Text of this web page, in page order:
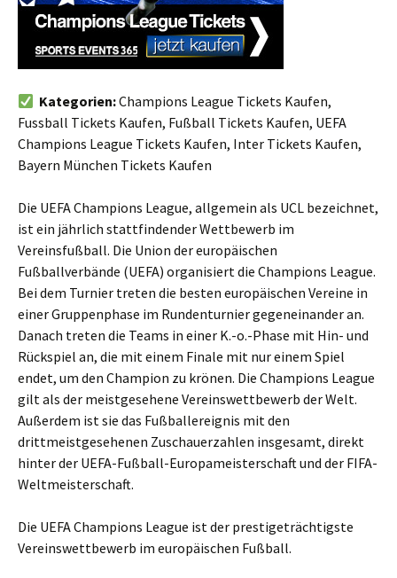
Kategorien:Champions League Tickets Kaufen,
Fussball Tickets Kaufen, Fußball Tickets Kaufen, UEFA
Champions League Tickets Kaufen, Inter Tickets Kaufen,
Bayern München Tickets Kaufen
Die UEFA Champions League, allgemein als UCL bezeichnet,
ist ein jährlich stattfindender Wettbewerb im
Vereinsfußball. Die Union der europäischen
Fußballverbände (UEFA) organisiert die Champions League.
Bei dem Turnier treten die besten europäischen Vereine in
einer Gruppenphase im Rundenturnier gegeneinander an.
Danach treten die Teams in einer K.-o.-Phase mit Hin- und
Rückspiel an, die mit einem Finale mit nur einem Spiel
endet, um den Champion zu krönen. Die Champions League
gilt als der meistgesehene Vereinswettbewerb der Welt.
Außerdem ist sie das Fußballereignis mit den
drittmeistgesehenen Zuschauerzahlen insgesamt, direkt
hinter der UEFA-Fußball-Europameisterschaft und der FIFA-
Weltmeisterschaft.
Die UEFA Champions League ist der prestigeträchtigste
Vereinswettbewerb im europäischen Fußball.